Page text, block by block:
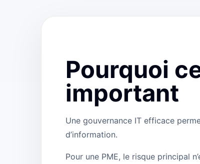
Pourquoi
important
Une gouvernance IT efficace
d’information.
Pour une PME, le risque principal